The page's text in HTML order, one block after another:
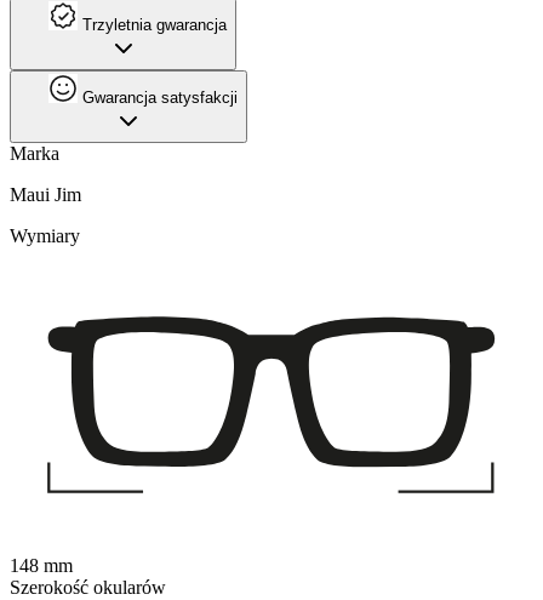
Trzyletnia gwarancja
Gwarancja satysfakcji
Marka
Maui Jim
Wymiary
148 mm
Szerokość okularów